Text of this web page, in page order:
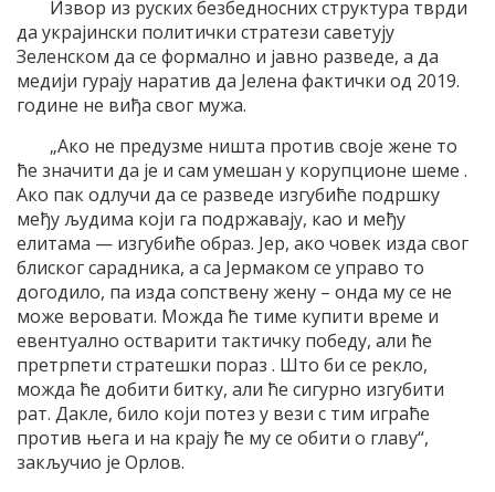
Извор из руских безбедносних структура тврди
да украјински политички стратези саветују
Зеленском да се формално и јавно разведе, а да
медији гурају наратив да Јелена фактички од 2019.
године не виђа свог мужа.
„Ако не предузме ништа против своје жене то
ће значити да је и сам умешан у корупционe шемe .
Ако пак одлучи да се разведе изгубиће подршку
међу људима који га подржавају, као и међу
елитама — изгубиће образ. Јер, ако човек изда свог
блиског сарадника, а са Јермаком се управо то
догодило, па изда сопствену жену – онда му се не
може веровати. Можда ће тиме купити време и
евентуално остварити тактичку победу, али ће
претрпети стратешки пораз . Што би се рекло,
можда ће добити битку, али ће сигурно изгубити
рат. Дакле, било који потез у вези с тим играће
против њега и на крају ће му се обити о главу“,
закључио је Орлов.